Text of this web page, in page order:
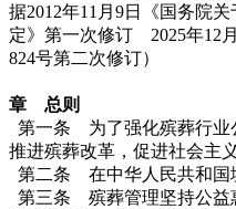
据2012年11月9日《国务院
定》第一次修订 2025年12
824号第二次修订）
章 总则
第一条 为了强化殡葬行业
推进殡葬改革，促进社会主
第二条 在中华人民共和国
第三条 殡葬管理坚持公益